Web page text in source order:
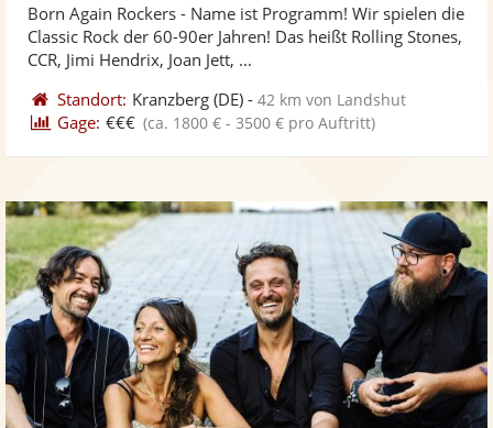
Fotos
5
Sternen
Born Again Rockers - Name ist Programm! Wir spielen die
Classic Rock der 60-90er Jahren! Das heißt Rolling Stones,
CCR, Jimi Hendrix, Joan Jett, ...
Standort: Kranzberg (DE) -42 km von Landshut
Gage: €€€ (ca. 1800 € - 3500 € pro Auftritt)